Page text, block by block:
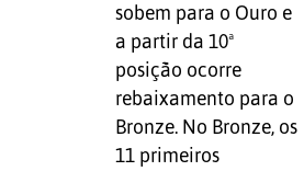
sobem para o Ouro e
a partir da 10ª
posição ocorre
rebaixamento para o
Bronze. No Bronze, os
11 primeiros